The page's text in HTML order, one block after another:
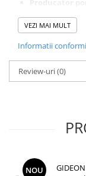
Putere:48 W
Tensiune:230 V
Tip tensiune:
Presiune:15
Conexiuni
Brand
Pompa vibranta
modele de
Delonghi EC156B
Delonghi EC221B
VEZI MAI MULT
Informatii
Review-uri(0)
NOU GIDEON